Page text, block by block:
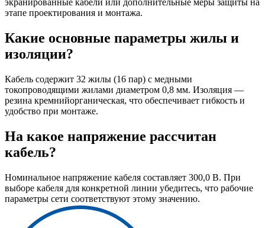
экранированные кабели или дополнительные меры защиты на
этапе проектирования и монтажа.
Какие основные параметры жилы и
изоляции?
Кабель содержит 32 жилы (16 пар) с медными
токопроводящими жилами диаметром 0,8 мм. Изоляция —
резина кремнийорганическая, что обеспечивает гибкость и
удобство при монтаже.
На какое напряжение рассчитан
кабель?
Номинальное напряжение кабеля составляет 300,0 В. При
выборе кабеля для конкретной линии убедитесь, что рабочие
параметры сети соответствуют этому значению.